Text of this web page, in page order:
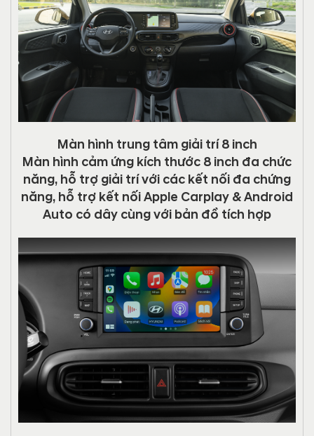
Màn hình trung tâm giải trí 8 inch
Màn hình cảm ứng kích thước 8 inch đa chức
năng, hỗ trợ giải trí với các kết nối đa chứng
năng, hỗ trợ kết nối Apple Carplay & Android
Auto có dây cùng với bản đồ tích hợp